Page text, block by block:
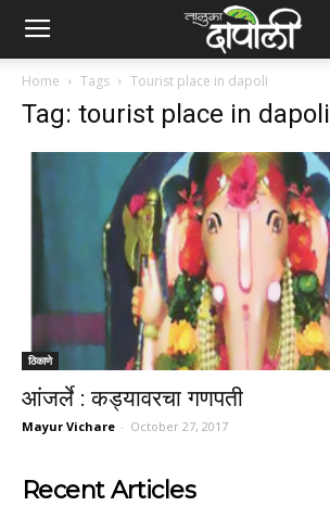
Home Tags Tourist place in dapoli
Tag: tourist place in dapoli
ठिकाणे
आंजर्ले : कड्यावरचा गणपती
Mayur Vichare - October 27, 2017
Recent Articles